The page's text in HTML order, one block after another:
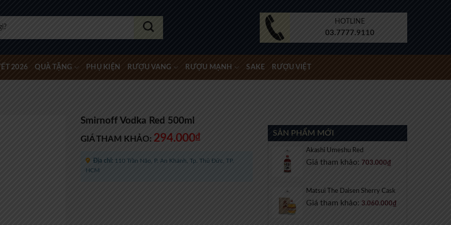
HOTLINE
03.7777.9110
2026 QUÀ TẶNG PHỤ KIỆN RƯỢU VANG RƯỢU MẠNH SAKE RƯỢU VIỆT
SẢN PHẨM MỚI
Akashi Umeshu Red
Giá tham khảo: 703.000₫
Matsui The Daisen Sherry Cask
Giá tham khảo: 3.060.000₫
Smirnoff Vodka Red 500ml
GIÁ THAM KHẢO: 294.000₫
Địa chỉ: 110 Trần Não, P. An Khánh, Tp. Thủ Đức, TP.
HCM